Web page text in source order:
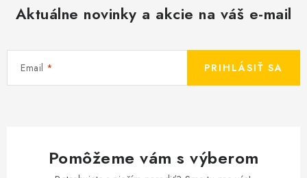
Aktuálne novinky a akcie na váš e-mail
Email PRIHLÁSIŤ SA
Pomôžeme vám s výberom